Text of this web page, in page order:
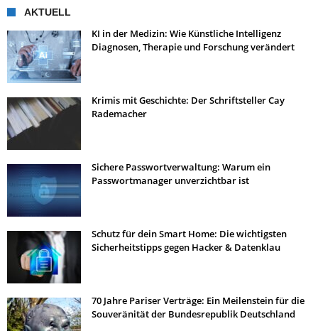
AKTUELL
KI in der Medizin: Wie Künstliche Intelligenz
Diagnosen, Therapie und Forschung verändert
Krimis mit Geschichte: Der Schriftsteller Cay
Rademacher
Sichere Passwortverwaltung: Warum ein
Passwortmanager unverzichtbar ist
Schutz für dein Smart Home: Die wichtigsten
Sicherheitstipps gegen Hacker & Datenklau
70 Jahre Pariser Verträge: Ein Meilenstein für die
Souveränität der Bundesrepublik Deutschland